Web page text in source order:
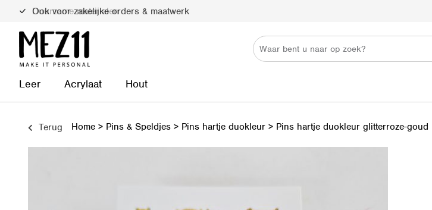
Duurzame materialen
Leer Acrylaat Hout
Terug Home > Pins & Speldjes > Pins hartje duokleur > Pins hartje duokleur glitterroze-goud